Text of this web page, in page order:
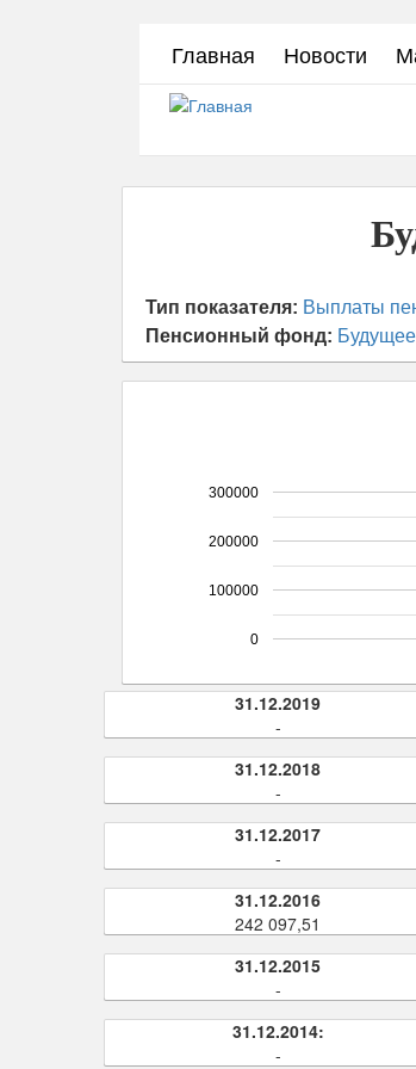
Главная Новости
Тип показателя: Выплаты
Пенсионный фонд:
0
100000
200000
300000
31.12.2019
-
31.12.2018
-
31.12.2017
-
31.12.2016
242 097,51
31.12.2015
-
31.12.2014:
-